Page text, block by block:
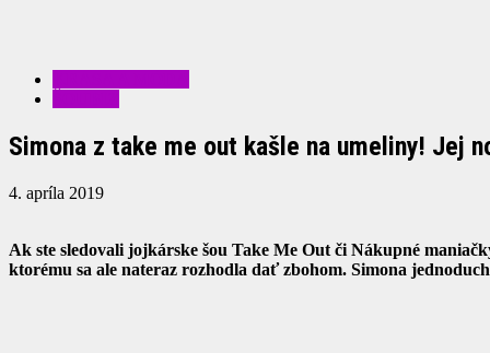
Simona z take me out kašle na umeliny! Jej
4. apríla 2019
Ak ste sledovali jojkárske šou Take Me Out či Nákupné
ktorému sa ale nateraz rozhodla dať zbohom. Simona